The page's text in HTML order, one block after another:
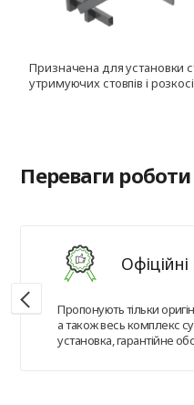
Призначена для установки
утримуючих стовпів і
Переваги
Пропонують тільки
а також весь комплекс
установка, гарантійне